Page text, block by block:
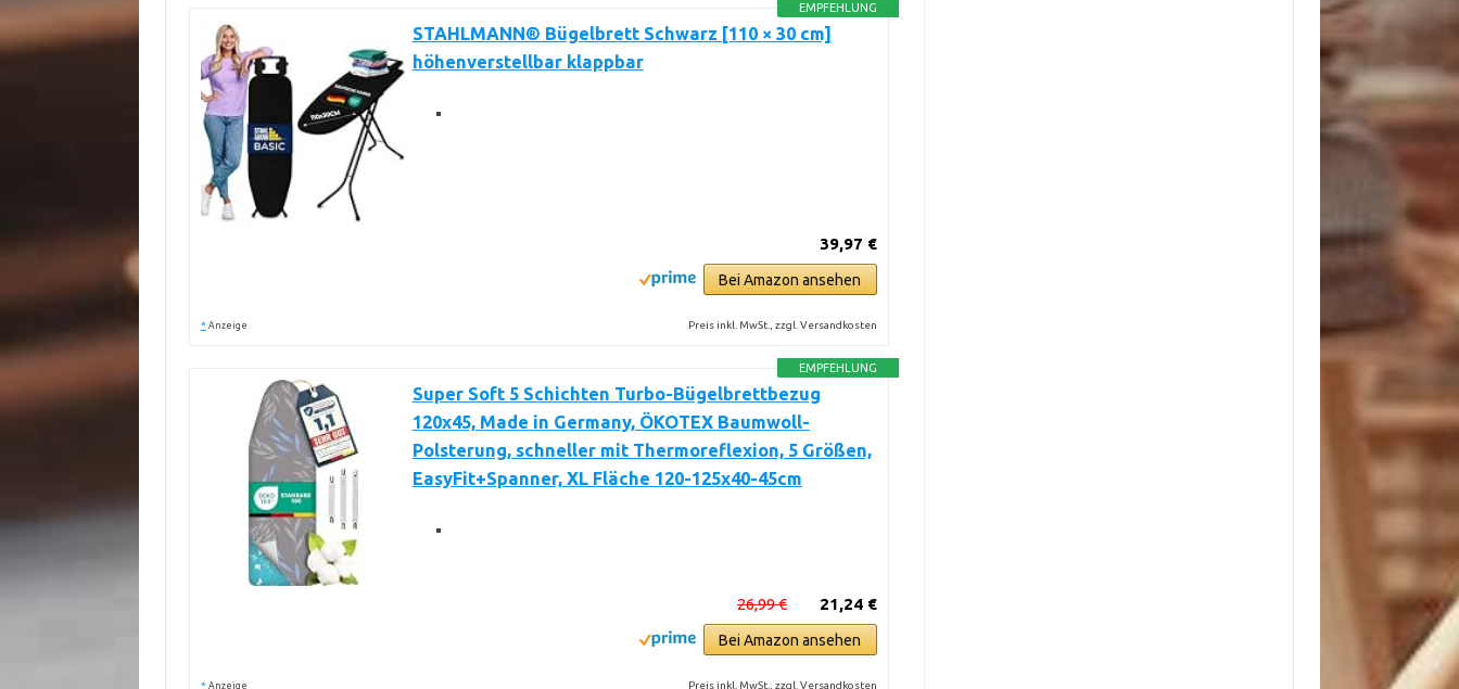
EMPFEHLUNG
STAHLMANN® Bügelbrett Schwarz [110 × 30 cm]
höhenverstellbar klappbar
39,97 €
Bei Amazon ansehen
* Anzeige Preis inkl. MwSt., zzgl. Versandkosten
EMPFEHLUNG
Super Soft 5 Schichten Turbo-Bügelbrettbezug
120x45, Made in Germany, ÖKOTEX Baumwoll-
Polsterung, schneller mit Thermoreflexion, 5 Größen,
EasyFit+Spanner, XL Fläche 120-125x40-45cm
21,24 €
26,99 €
Bei Amazon ansehen
* Anzeige Preis inkl. MwSt., zzgl. Versandkosten